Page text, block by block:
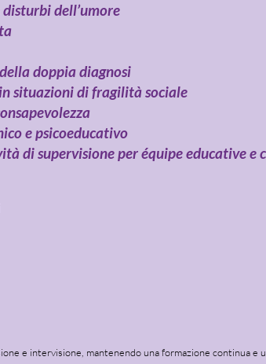
dell’umore
doppia diagnosi
situazioni di fragilità sociale
e psicoeducativo
di supervisione per équipe educative e
e intervisione, mantenendo una formazione continua e